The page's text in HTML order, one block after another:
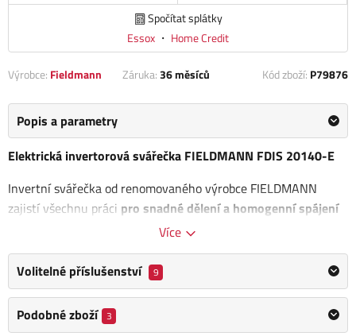
Spočítat splátky
Essox ・ Home Credit
Výrobce: Fieldmann Záruka:36 měsíců Kód zboží: P79876
Popis a parametry
Elektrická invertorová svářečka FIELDMANN FDIS 20140-E
Invertní svářečka od renomovaného výrobce FIELDMANN
zajistí všechnu práci pro snadné dělení a homogenní spájení
oceli, nerezové oceli, pozinkovaného kovu a slitiny.
Kompaktní svářečka s invertorovou technologií a nízkou
hmotností. Máochrana proti přetížení
zařízení s kontrolním světlem.
Více
Volitelné příslušenství 9
Podobné zboží 3